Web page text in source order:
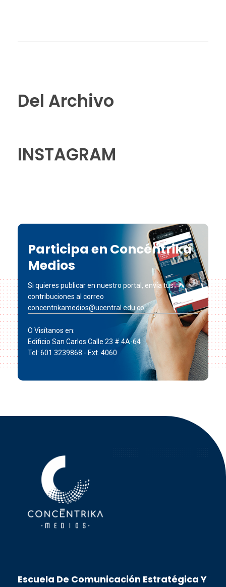
Del Archivo
INSTAGRAM
Participa en Concéntrika
Medios
Si quieres publicar en nuestro portal, envía tus
contribuciones al correo
concentrikamedios@ucentral.edu.co
O Visítanos en:
Edificio San Carlos Calle 23 # 4A-64
Tel: 601 3239868 - Ext. 4060
Escuela De Comunicación Estratégica Y